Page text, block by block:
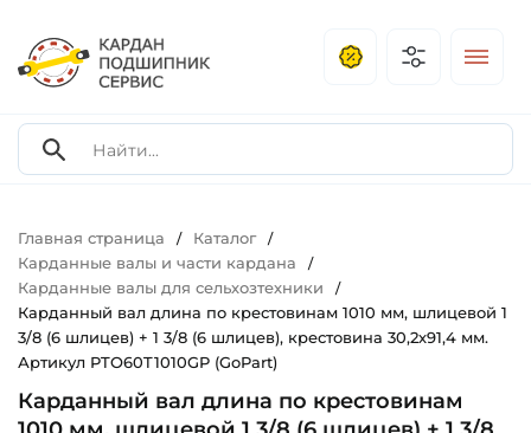
Главная страница / Каталог /
Карданные валы и части кардана /
Карданные валы для сельхозтехники /
Карданный вал длина по крестовинам 1010 мм, шлицевой 1
3/8 (6 шлицев) + 1 3/8 (6 шлицев), крестовина 30,2х91,4 мм.
Артикул PTO60T1010GP (GoPart)
Карданный вал длина по крестовинам